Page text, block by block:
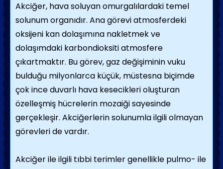
Akciğer, hava soluyan omurgalılardaki temel
solunum organıdır. Ana görevi atmosferdeki
oksijeni kan dolaşımına nakletmek ve
dolaşımdaki karbondioksiti atmosfere
çıkartmaktır. Bu görev, gaz değişiminin vuku
bulduğu milyonlarca küçük, müstesna biçimde
çok ince duvarlı hava kesecikleri oluşturan
özelleşmiş hücrelerin mozaiği sayesinde
gerçekleşir. Akciğerlerin solunumla ilgili olmayan
görevleri de vardır.
Akciğer ile ilgili tıbbi terimler genellikle pulmo- ile